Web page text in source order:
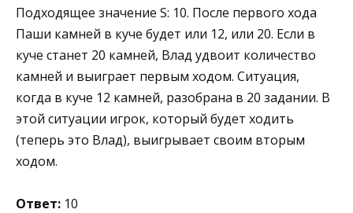
Подходящее значение S: 10. После первого хода
Паши камней в куче будет или 12, или 20. Если в
куче станет 20 камней, Влад удвоит количество
камней и выиграет первым ходом. Ситуация,
когда в куче 12 камней, разобрана в 20 задании. В
этой ситуации игрок, который будет ходить
(теперь это Влад), выигрывает своим вторым
ходом.
Ответ: 10